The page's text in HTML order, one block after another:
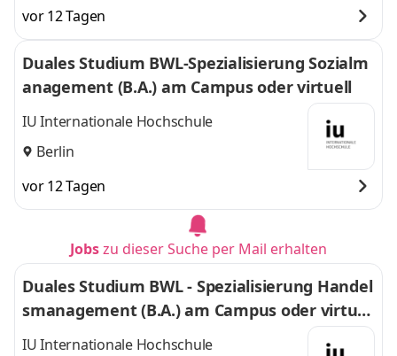
vor 12 Tagen
Duales Studium BWL-Spezialisierung Sozialm
anagement (B.A.) am Campus oder virtuell
IU Internationale Hochschule
Berlin
vor 12 Tagen
Jobszu dieser Suche per Mail erhalten
Duales Studium BWL - Spezialisierung Handel
smanagement (B.A.) am Campus oder virtuel
l
IU Internationale Hochschule